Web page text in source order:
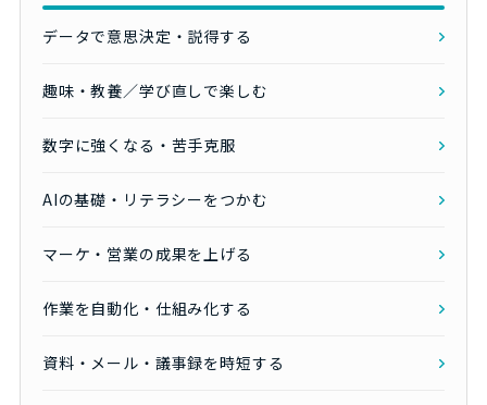
データで意思決定・説得する
趣味・教養／学び直しで楽しむ
数字に強くなる・苦手克服
AIの基礎・リテラシーをつかむ
マーケ・営業の成果を上げる
作業を自動化・仕組み化する
資料・メール・議事録を時短する